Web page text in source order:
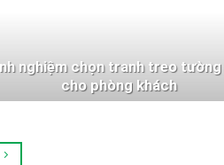
nghiệm chọn tranh treo
cho phòng khách